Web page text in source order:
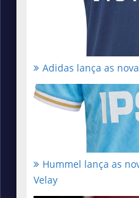
Adidas lança as
Hummel lança as
Velay